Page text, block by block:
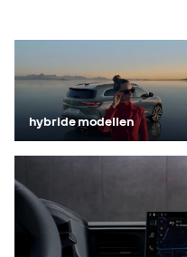
hybride modellen